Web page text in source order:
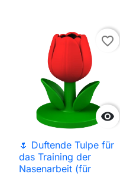

favorite_border
🌷 Duftende Tulpe für
das Training der
Nasenarbeit (für